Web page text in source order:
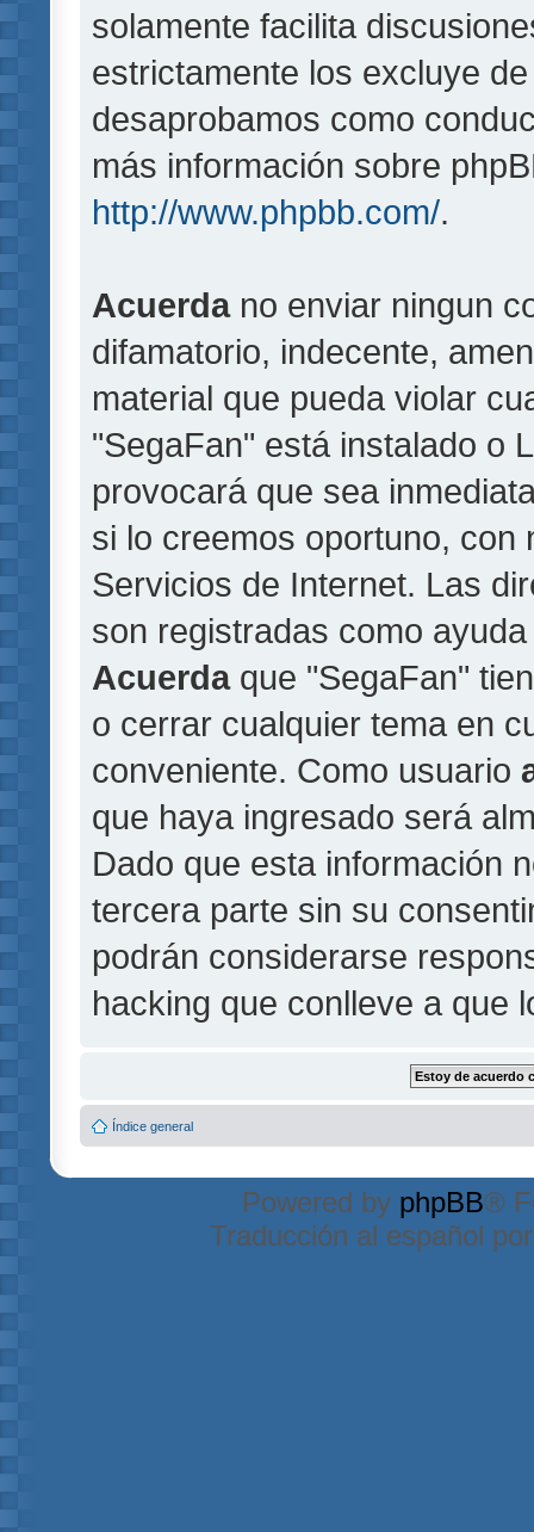
solamente facilita
estrictamente los excluye
desaprobamos como
más información sobre
http://www.phpbb.com/.
Acuerdano enviar ningun
difamatorio, indecente,
material que pueda violar
"SegaFan" está instalado o
provocará que sea
si lo creemos oportuno, con
Servicios de Internet. Las
son registradas como
Acuerdaque "SegaFan"
o cerrar cualquier tema en
conveniente. Como usuario
que haya ingresado será
Dado que esta información
tercera parte sin su
podrán considerarse
hacking que conlleve a que
Índice general
Powered by phpBB®
Traducción al español